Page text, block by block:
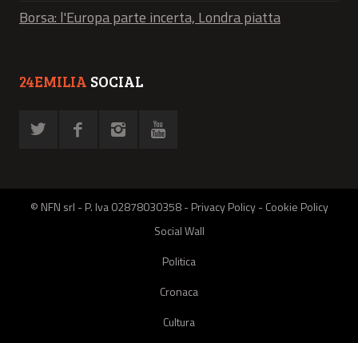
Borsa: l'Europa parte incerta, Londra piatta
24EMILIA SOCIAL
© NFN srl - P. Iva 02878030358 -Privacy Policy-Cookie Policy
Social Wall
Politica
Cronaca
Cultura